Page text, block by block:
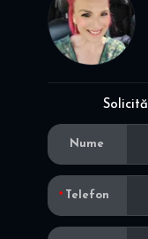
Nume
Telefon